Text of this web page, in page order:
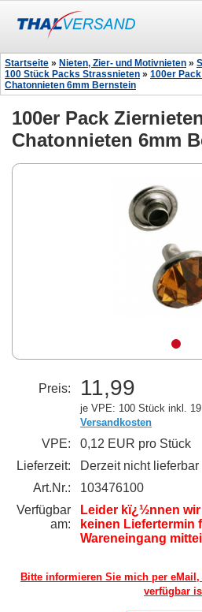
Startseite » Nieten, Zier- und Motivnieten »
100 Stück Packs Strassnieten » 100er
Chatonnieten 6mm Bernstein
100er Pack
Chatonnieten 6mm
Preis: 11,99
je VPE: 100 Stück inkl.
Versandkosten
VPE:
0,12 EUR pro Stück
Lieferzeit:
Derzeit nicht lieferbar
Art.Nr.:
103476100
Verfügbar
am:
Leider kï¿½nnen
keinen Liefertermin
Wareneingang
Bitte informieren Sie mich per eMail,
verfügbar